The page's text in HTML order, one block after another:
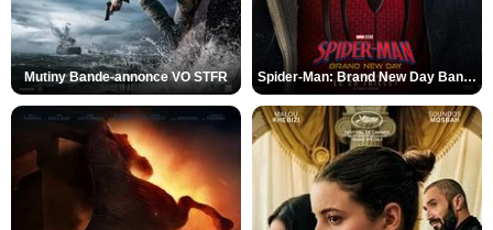
Mutiny Bande-annonce VO STFR Spider-Man: Brand New Day Bande-annonce VO STFR